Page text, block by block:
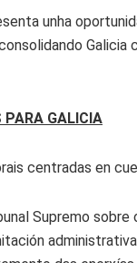
unha
PARA GALICIA
centradas en
Supremo